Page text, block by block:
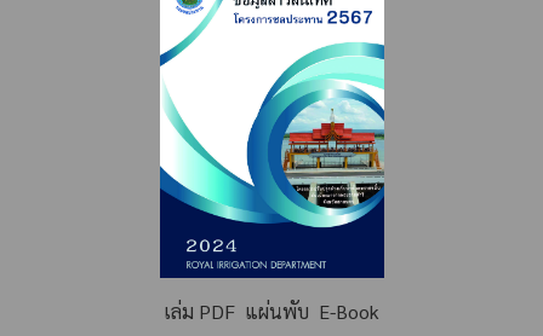
เล่ม PDF แผ่นพับ E-Book